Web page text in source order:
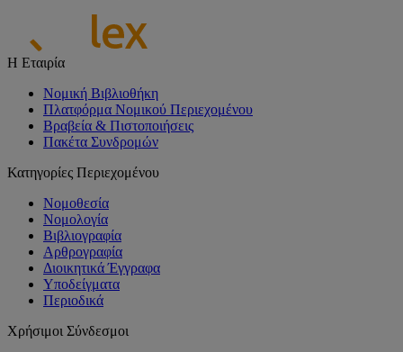
Η Εταιρία
Νομική Βιβλιοθήκη
Πλατφόρμα Νομικού Περιεχομένου
Βραβεία & Πιστοποιήσεις
Πακέτα Συνδρομών
Κατηγορίες Περιεχομένου
Νομοθεσία
Νομολογία
Βιβλιογραφία
Αρθρογραφία
Διοικητικά Έγγραφα
Υποδείγματα
Περιοδικά
Χρήσιμοι Σύνδεσμοι